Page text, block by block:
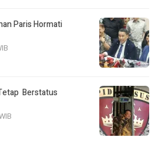
Paris Hormati
Berstatus